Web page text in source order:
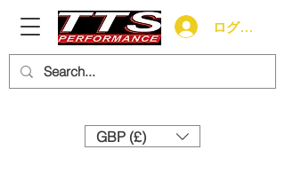
ログイン
GBP (£)